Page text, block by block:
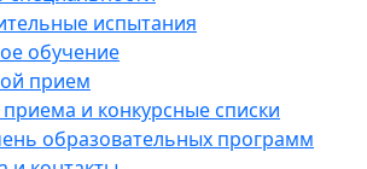
испытания
обучение
прием
и конкурсные списки
образовательных программ